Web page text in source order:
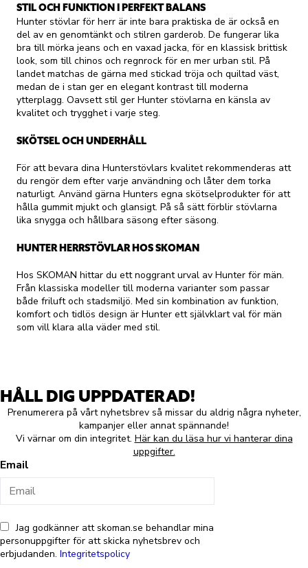
STIL OCH FUNKTION I PERFEKT BALANS
Hunter stövlar för herr är inte bara praktiska de är också en
del av en genomtänkt och stilren garderob. De fungerar lika
bra till mörka jeans och en vaxad jacka, för en klassisk brittisk
look, som till chinos och regnrock för en mer urban stil. På
landet matchas de gärna med stickad tröja och quiltad väst,
medan de i stan ger en elegant kontrast till moderna
ytterplagg. Oavsett stil ger Hunter stövlarna en känsla av
kvalitet och trygghet i varje steg.
SKÖTSEL OCH UNDERHÅLL
För att bevara dina Hunterstövlars kvalitet rekommenderas att
du rengör dem efter varje användning och låter dem torka
naturligt. Använd gärna Hunters egna skötselprodukter för att
hålla gummit mjukt och glansigt. På så sätt förblir stövlarna
lika snygga och hållbara säsong efter säsong.
HUNTER HERRSTÖVLAR HOS SKOMAN
Hos SKOMAN hittar du ett noggrant urval av Hunter för män.
Från klassiska modeller till moderna varianter som passar
både friluft och stadsmiljö. Med sin kombination av funktion,
komfort och tidlös design är Hunter ett självklart val för män
som vill klara alla väder med stil.
HÅLL DIG UPPDATERAD!
Prenumerera på vårt nyhetsbrev så missar du aldrig några nyheter,
kampanjer eller annat spännande!
Vi värnar om din integritet. Här kan du läsa hur vi hanterar dina
uppgifter.
Email
Jag godkänner att skoman.se behandlar mina
personuppgifter för att skicka nyhetsbrev och
erbjudanden. Integritetspolicy